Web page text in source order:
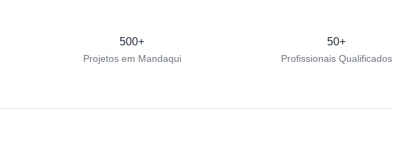
500+
Projetos em Mandaqui
50+
Profissionais Qualificados